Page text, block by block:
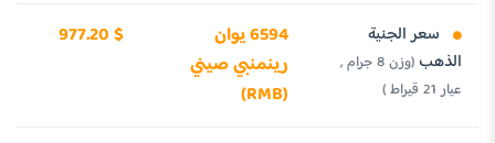
سعر الجنية
الذهب
(وزن 8 جرام ,
عيار 21 قيراط )
6594 يوان
رينمنبي صيني
(RMB)
977.20 $